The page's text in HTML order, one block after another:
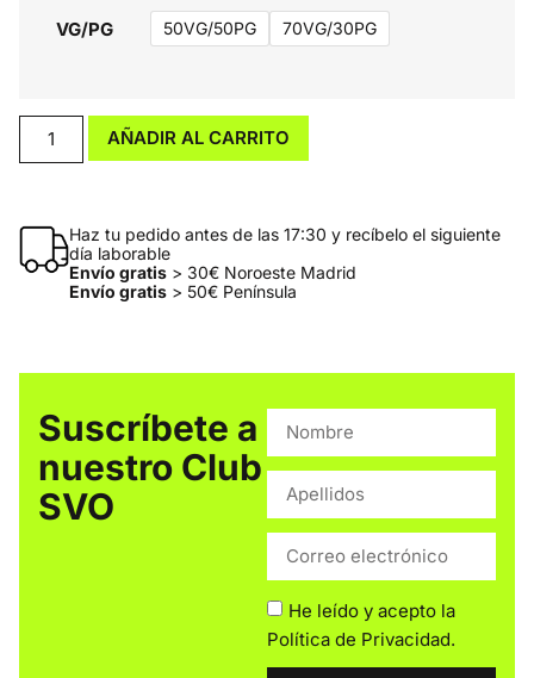
VG/PG 50VG/50PG 70VG/30PG
AÑADIR AL CARRITO
Haz tu pedido antes de las 17:30 y recíbelo el siguiente
día laborable
Envío gratis> 30€ Noroeste Madrid
Envío gratis> 50€ Península
Suscríbete a
nuestro Club
SVO
He leído y acepto la
Política de Privacidad.